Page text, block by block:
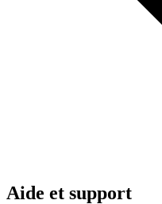
Aide et support